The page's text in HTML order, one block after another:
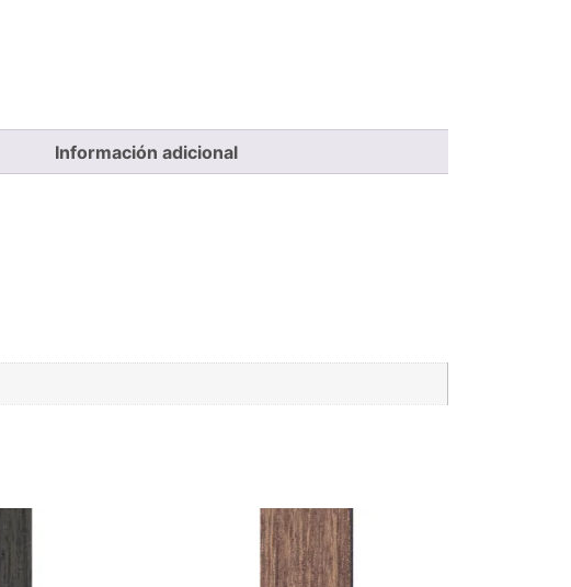
Información adicional